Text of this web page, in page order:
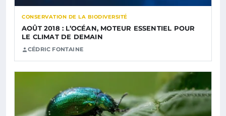
CONSERVATION DE LA BIODIVERSITÉ
AOÛT 2018 : L’OCÉAN, MOTEUR ESSENTIEL POUR
LE CLIMAT DE DEMAIN
CÉDRIC FONTAINE